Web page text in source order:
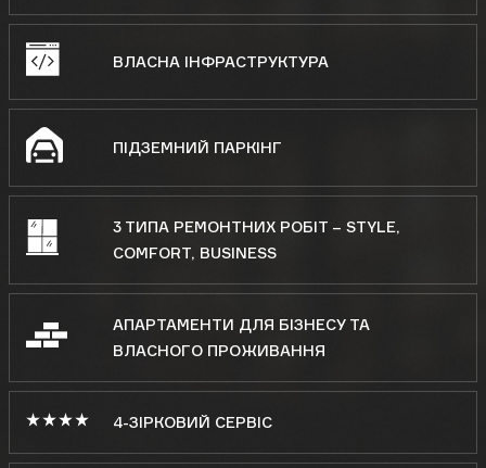
ВЛАСНА ІНФРАСТРУКТУРА
ПІДЗЕМНИЙ ПАРКІНГ
3 ТИПА РЕМОНТНИХ РОБІТ – STYLE,
COMFORT, BUSINESS
АПАРТАМЕНТИ ДЛЯ БІЗНЕСУ ТА
ВЛАСНОГО ПРОЖИВАННЯ
4-ЗІРКОВИЙ СЕРВІС